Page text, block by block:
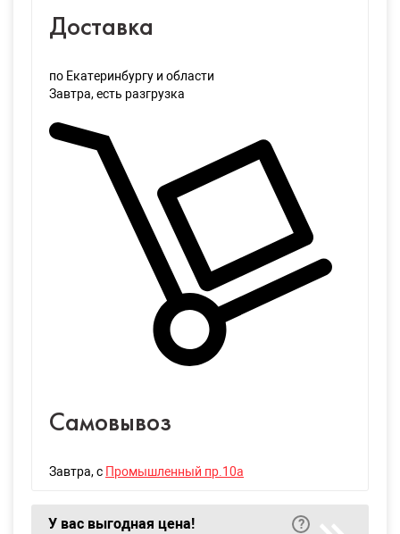
Доставка
по Екатеринбургу и области
Завтра, есть разгрузка
Самовывоз
Завтра, с Промышленный пр.10а
У вас выгодная цена!